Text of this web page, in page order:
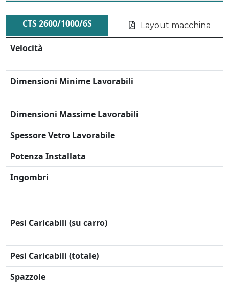
CTS 2600/1000/6S Layout macchina
Velocità
Dimensioni Minime Lavorabili
Dimensioni Massime Lavorabili
Spessore Vetro Lavorabile
Potenza Installata
Ingombri
Pesi Caricabili (su carro)
Pesi Caricabili (totale)
Spazzole